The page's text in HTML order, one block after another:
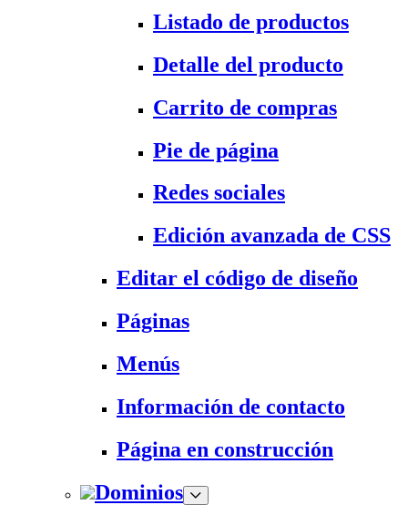
Listado de productos
Detalle del producto
Carrito de compras
Pie de página
Redes sociales
Edición avanzada de CSS
Editar el código de diseño
Páginas
Menús
Información de contacto
Página en construcción
Dominios